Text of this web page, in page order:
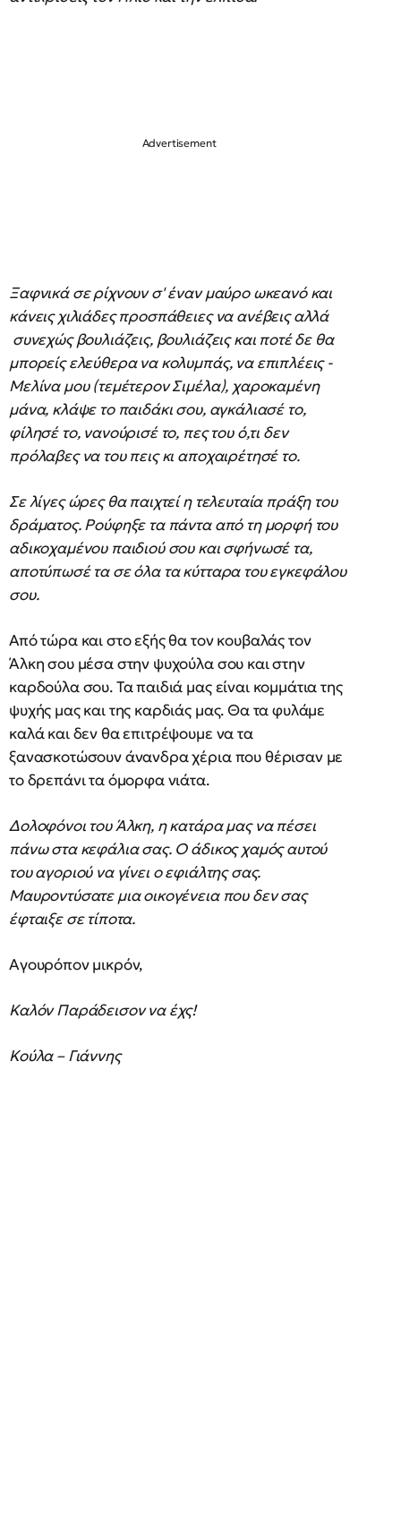
Ξαφνικά σε ρίχνουν σ' έναν μαύρο ωκεανό και
κάνεις χιλιάδες προσπάθειες να ανέβεις αλλά
συνεχώς βουλιάζεις, βουλιάζεις και ποτέ δε θα
μπορείς ελεύθερα να κολυμπάς, να επιπλέεις -
Μελίνα μου (τεμέτερον Σιμέλα), χαροκαμένη
μάνα, κλάψε το παιδάκι σου, αγκάλιασέ το,
φίλησέ το, νανούρισέ το, πες του ό,τι δεν
πρόλαβες να του πεις κι αποχαιρέτησέ το.
Σε λίγες ώρες θα παιχτεί η τελευταία πράξη του
δράματος. Ρούφηξε τα πάντα από τη μορφή του
αδικοχαμένου παιδιού σου και σφήνωσέ τα,
αποτύπωσέ τα σε όλα τα κύτταρα του εγκεφάλου
σου.
Από τώρα και στο εξής θα τον κουβαλάς τον
Άλκη σου μέσα στην ψυχούλα σου και στην
καρδούλα σου. Τα παιδιά μας είναι κομμάτια της
ψυχής μας και της καρδιάς μας. Θα τα φυλάμε
καλά και δεν θα επιτρέψουμε να τα
ξανασκοτώσουν άνανδρα χέρια που θέρισαν με
το δρεπάνι τα όμορφα νιάτα.
Δολοφόνοι του Άλκη, η κατάρα μας να πέσει
πάνω στα κεφάλια σας. Ο άδικος χαμός αυτού
του αγοριού να γίνει ο εφιάλτης σας.
Μαυροντύσατε μια οικογένεια που δεν σας
έφταιξε σε τίποτα.
Αγουρόπον μικρόν,
Καλόν Παράδεισον να έχς!
Κούλα – Γιάννης